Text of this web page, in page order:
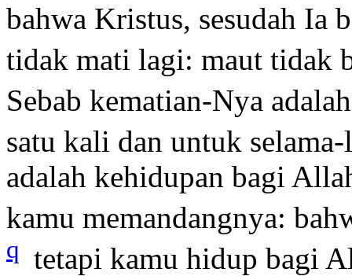
bahwa Kristus, sesudah Ia
tidak mati lagi: maut tidak
Sebab kematian-Nya
satu kali dan untuk
adalah kehidupan bagi
kamu memandangnya:
q tetapi kamu hidup bagi